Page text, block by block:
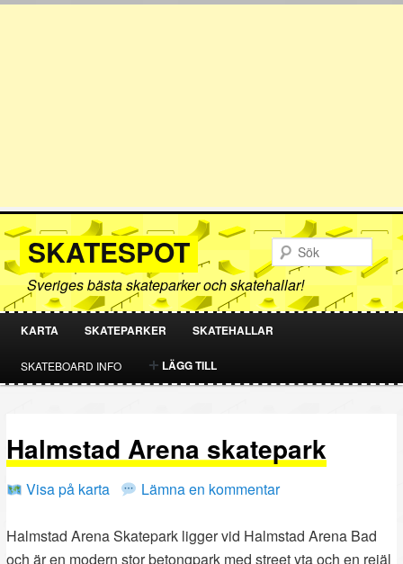
SKATESPOT
Sveriges bästa skateparker och skatehallar!
HOPPA
TILL
INNEHÅLL
HOPPA
TILL
INNEHÅLL
KARTA SKATEPARKER SKATEHALLAR
SKATEBOARD INFO LÄGG TILL
Halmstad Arena skatepark
Visa på karta Lämna en kommentar
Halmstad Arena Skatepark ligger vid Halmstad Arena Bad
och är en modern stor betongpark med street yta och en rejäl